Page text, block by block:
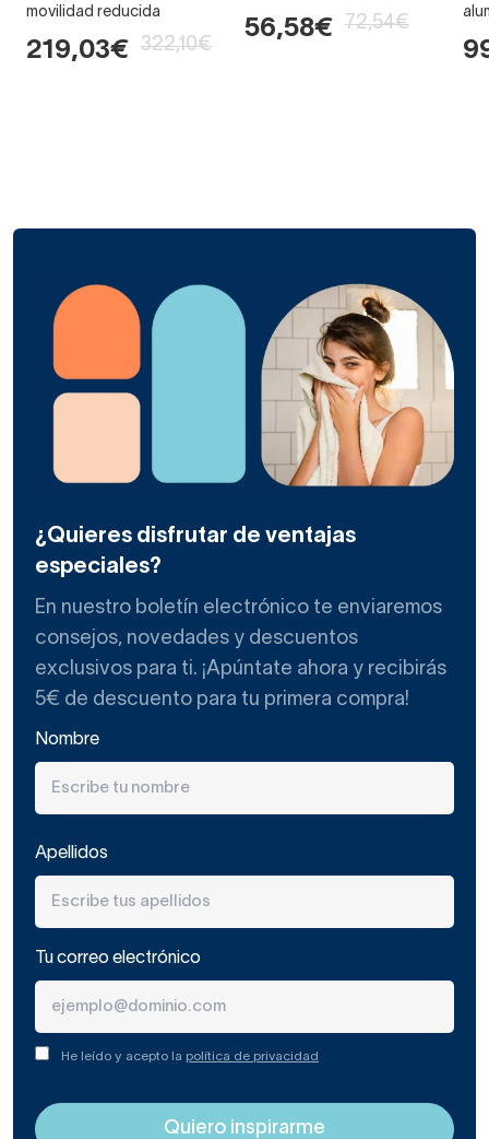
movilidad reducida
219,03€ 322,10€
56,58€ 72,54€
¿Quieres disfrutar de ventajas
especiales?
En nuestro boletín electrónico te enviaremos
consejos, novedades y descuentos
exclusivos para ti. ¡Apúntate ahora y recibirás
5€ de descuento para tu primera compra!
Nombre
Apellidos
Tu correo electrónico
He leído y acepto la política de privacidad